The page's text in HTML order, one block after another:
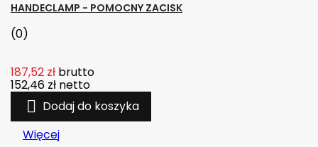
HANDECLAMP - POMOCNY ZACISK
(0)
187,52 zł brutto
152,46 zł netto
 Dodaj do koszyka
Więcej